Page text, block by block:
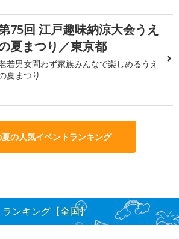
75回 江戸趣味納涼大会うえ
夏まつり／東京都
若男女問わず家族みんなで楽しめるうえ
夏まつり
の人気イベントランキング
ンキング【全国】